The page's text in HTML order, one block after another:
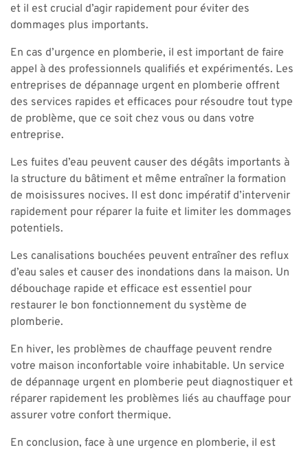
et il est crucial d’agir rapidement pour éviter des
dommages plus importants.
En cas d’urgence en plomberie, il est important de faire
appel à des professionnels qualifiés et expérimentés. Les
entreprises de dépannage urgent en plomberie offrent
des services rapides et efficaces pour résoudre tout type
de problème, que ce soit chez vous ou dans votre
entreprise.
Les fuites d’eau peuvent causer des dégâts importants à
la structure du bâtiment et même entraîner la formation
de moisissures nocives. Il est donc impératif d’intervenir
rapidement pour réparer la fuite et limiter les dommages
potentiels.
Les canalisations bouchées peuvent entraîner des reflux
d’eau sales et causer des inondations dans la maison. Un
débouchage rapide et efficace est essentiel pour
restaurer le bon fonctionnement du système de
plomberie.
En hiver, les problèmes de chauffage peuvent rendre
votre maison inconfortable voire inhabitable. Un service
de dépannage urgent en plomberie peut diagnostiquer et
réparer rapidement les problèmes liés au chauffage pour
assurer votre confort thermique.
En conclusion, face à une urgence en plomberie, il est